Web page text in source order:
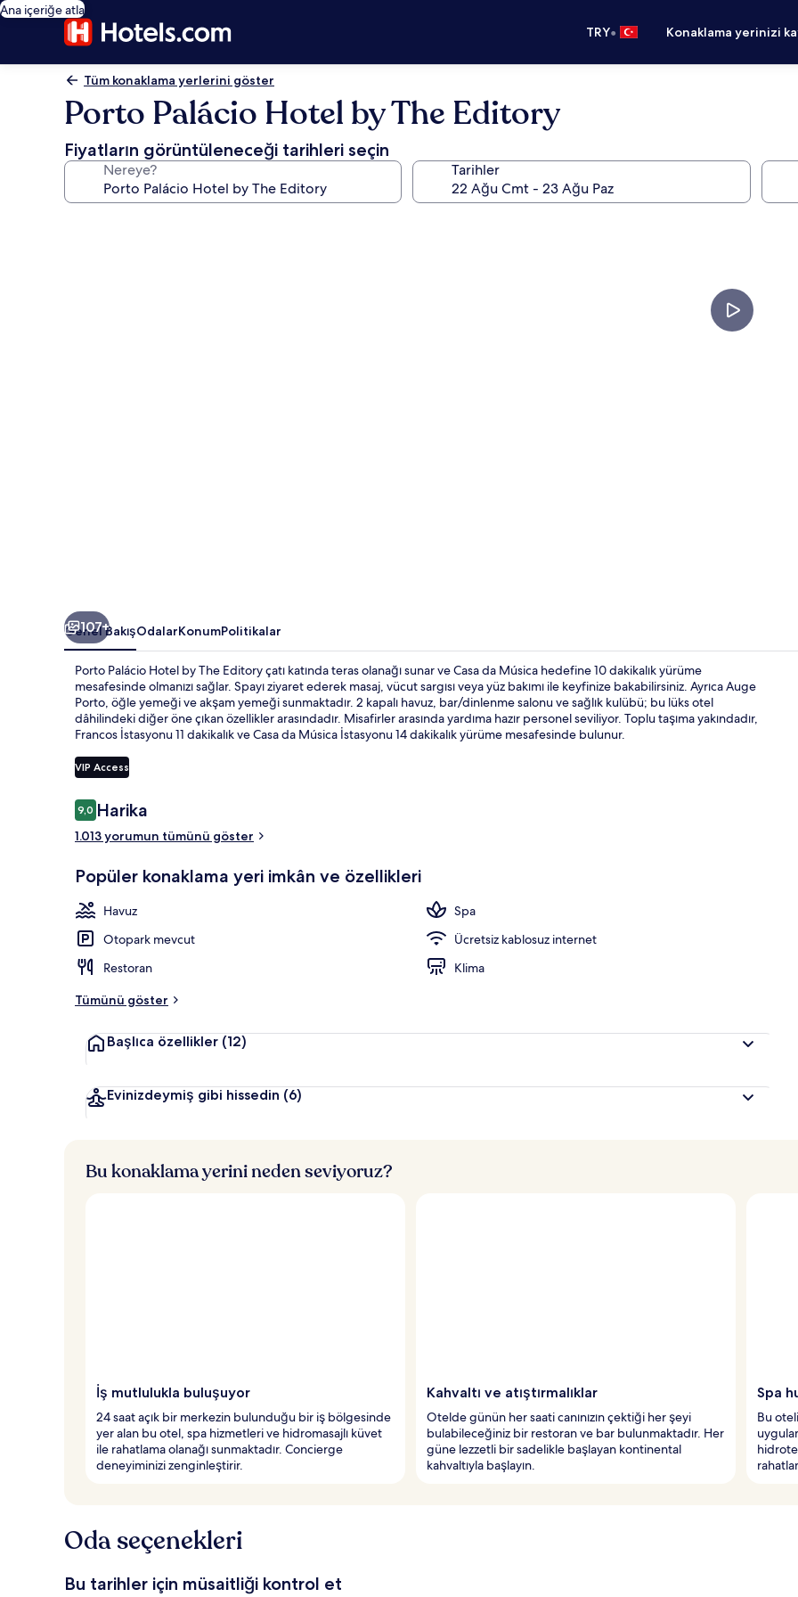
Ana içeriğe atla
TRY• Konaklama yerinizi
Tüm konaklama yerlerini göster
Porto Palácio Hotel by The Editory
Fiyatların görüntüleneceği tarihleri seçin
Nereye? Tarihler
Dış mekân
107+
Genel BakışOdalarKonumPolitikalar
Porto Palácio Hotel by The Editory çatı katında teras olanağı sunar ve Casa da Música hedefine 10 dakikalık yürüme
mesafesinde olmanızı sağlar. Spayı ziyaret ederek masaj, vücut sargısı veya yüz bakımı ile keyfinize bakabilirsiniz. Ayrıca Auge
Porto, öğle yemeği ve akşam yemeği sunmaktadır. 2 kapalı havuz, bar/dinlenme salonu ve sağlık kulübü; bu lüks otel
dâhilindeki diğer öne çıkan özellikler arasındadır. Misafirler arasında yardıma hazır personel seviliyor. Toplu taşıma yakındadır,
Francos İstasyonu 11 dakikalık ve Casa da Música İstasyonu 14 dakikalık yürüme mesafesinde bulunur.
VIP Access
Yorumlar
9,09,0/10
Harika
1.013 yorumun tümünü göster
Popüler konaklama yeri imkân ve özellikleri
Havuz
Spa
Otopark mevcut
Ücretsiz kablosuz internet
Restoran
Klima
Tümünü göster
Başlıca özellikler (12)
Evinizdeymiş gibi hissedin (6)
Bu konaklama yerini neden seviyoruz?
İş mutlulukla buluşuyor
24 saat açık bir merkezin bulunduğu bir iş bölgesinde
yer alan bu otel, spa hizmetleri ve hidromasajlı küvet
ile rahatlama olanağı sunmaktadır. Concierge
deneyiminizi zenginleştirir.
Kahvaltı ve atıştırmalıklar
Otelde günün her saati canınızın çektiği her şeyi
bulabileceğiniz bir restoran ve bar bulunmaktadır. Her
güne lezzetli bir sadelikle başlayan kontinental
kahvaltıyla başlayın.
Spa
Bu
Oda seçenekleri
Bu tarihler için müsaitliği kontrol et